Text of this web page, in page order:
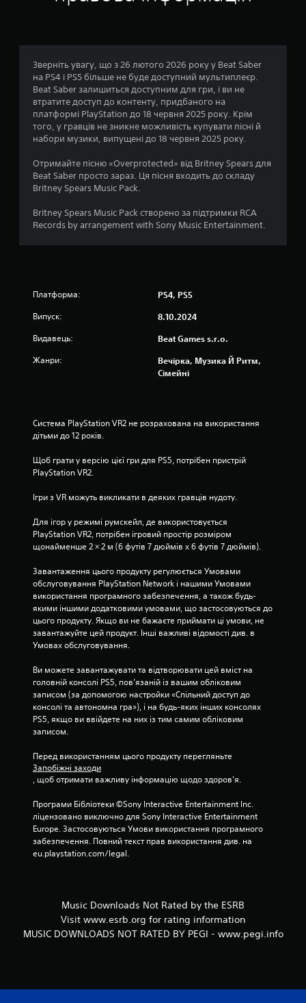
Зверніть увагу, що з 26 лютого 2026 року у Beat Saber
на PS4 і PS5 більше не буде доступний мультиплеєр.
Beat Saber залишиться доступним для гри, і ви не
втратите доступ до контенту, придбаного на
платформі PlayStation до 18 червня 2025 року. Крім
того, у гравців не зникне можливість купувати пісні й
набори музики, випущені до 18 червня 2025 року.
Отримайте пісню «Overprotected» від Britney Spears для
Beat Saber просто зараз. Ця пісня входить до складу
Britney Spears Music Pack.
Britney Spears Music Pack створено за підтримки RCA
Records by arrangement with Sony Music Entertainment.
Платформа: PS4, PS5
Випуск: 8.10.2024
Видавець: Beat Games s.r.o.
Жанри:
Вечірка, Музика Й Ритм,
Сімейні
Система PlayStation VR2 не розрахована на використання
дітьми до 12 років.
Щоб грати у версію цієї гри для PS5, потрібен пристрій
PlayStation VR2.
Ігри з VR можуть викликати в деяких гравців нудоту.
Для ігор у режимі румскейл, де використовується
PlayStation VR2, потрібен ігровий простір розміром
щонайменше 2 × 2 м (6 футів 7 дюймів х 6 футів 7 дюймів).
Завантаження цього продукту регулюється Умовами
обслуговування PlayStation Network і нашими Умовами
використання програмного забезпечення, а також будь-
якими іншими додатковими умовами, що застосовуються до
цього продукту. Якщо ви не бажаєте приймати ці умови, не
завантажуйте цей продукт. Інші важливі відомості див. в
Умовах обслуговування.
Ви можете завантажувати та відтворювати цей вміст на
головній консолі PS5, пов’язаній із вашим обліковим
записом (за допомогою настройки «Спільний доступ до
консолі та автономна гра»), і на будь-яких інших консолях
PS5, якщо ви ввійдете на них із тим самим обліковим
записом.
Перед використанням цього продукту перегляньте
Запобіжні заходи
, щоб отримати важливу інформацію щодо здоров’я.
Програми Бібліотеки ©Sony Interactive Entertainment Inc.
ліцензовано виключно для Sony Interactive Entertainment
Europe. Застосовуються Умови використання програмного
забезпечення. Повний текст прав використання див. на
eu.playstation.com/legal.
Music Downloads Not Rated by the ESRB
Visit www.esrb.org for rating information
MUSIC DOWNLOADS NOT RATED BY PEGI - www.pegi.info